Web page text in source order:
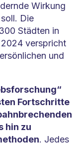
Wirkung
Die
Städten in
verspricht
und
Fortschritte
hin zu
. Jedes